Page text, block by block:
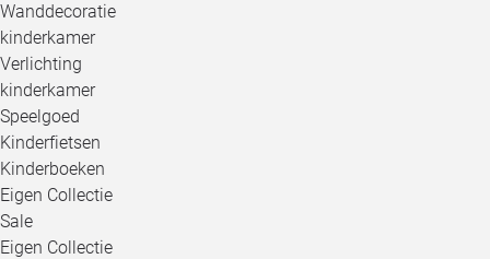
Wanddecoratie
kinderkamer
Verlichting
kinderkamer
Speelgoed
Kinderfietsen
Kinderboeken
Eigen Collectie
Sale
Eigen Collectie